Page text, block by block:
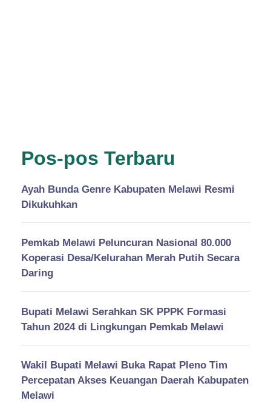
Pos-pos Terbaru
Ayah Bunda Genre Kabupaten Melawi Resmi
Dikukuhkan
Pemkab Melawi Peluncuran Nasional 80.000
Koperasi Desa/Kelurahan Merah Putih Secara
Daring
Bupati Melawi Serahkan SK PPPK Formasi
Tahun 2024 di Lingkungan Pemkab Melawi
Wakil Bupati Melawi Buka Rapat Pleno Tim
Percepatan Akses Keuangan Daerah Kabupaten
Melawi